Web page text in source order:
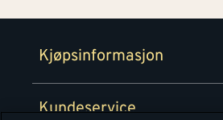
Kjøpsinformasjon
Retur- og angrerettsskjema
Kundeservice
Personvern